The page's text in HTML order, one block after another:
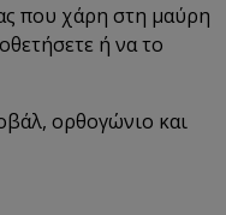
που χάρη στη μαύρη
ή να το
ορθογώνιο και